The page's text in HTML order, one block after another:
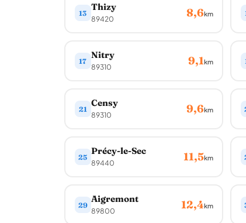
13
Thizy
89420 8,6km
17
Nitry
89310 9,1km
21
Censy
89310 9,6km
25
Précy-le-Sec
89440 11,5km
29
Aigremont
89800 12,4km